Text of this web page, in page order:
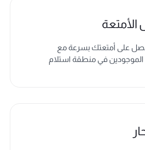
على أمتعتك بسرعة مع
الموجودين في منطقة استلام